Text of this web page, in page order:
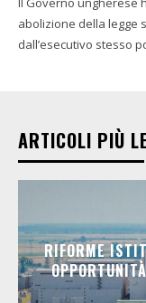
abolizione della legge
dall’esecutivo stesso
ARTICOLI PIÙ
RIFORME